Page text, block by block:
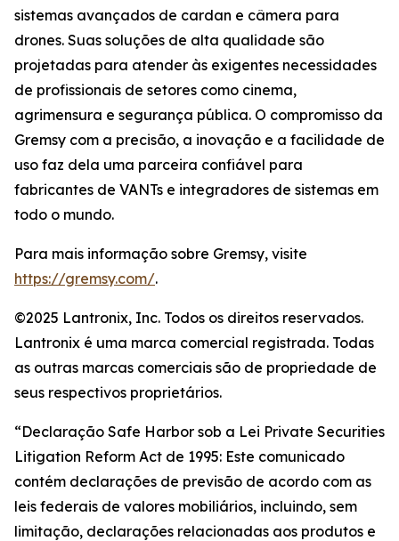
sistemas avançados de cardan e câmera para
drones. Suas soluções de alta qualidade são
projetadas para atender às exigentes necessidades
de profissionais de setores como cinema,
agrimensura e segurança pública. O compromisso da
Gremsy com a precisão, a inovação e a facilidade de
uso faz dela uma parceira confiável para
fabricantes de VANTs e integradores de sistemas em
todo o mundo.
Para mais informação sobre Gremsy, visite
https://gremsy.com/.
©2025 Lantronix, Inc. Todos os direitos reservados.
Lantronix é uma marca comercial registrada. Todas
as outras marcas comerciais são de propriedade de
seus respectivos proprietários.
“Declaração Safe Harbor sob a Lei Private Securities
Litigation Reform Act de 1995: Este comunicado
contém declarações de previsão de acordo com as
leis federais de valores mobiliários, incluindo, sem
limitação, declarações relacionadas aos produtos e